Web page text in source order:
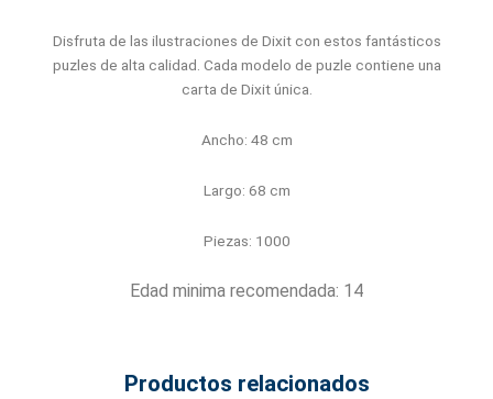
Disfruta de las ilustraciones de Dixit con estos fantásticos
puzles de alta calidad. Cada modelo de puzle contiene una
carta de Dixit única.
Ancho: 48 cm
Largo: 68 cm
Piezas: 1000
Edad minima recomendada: 14
Productos relacionados